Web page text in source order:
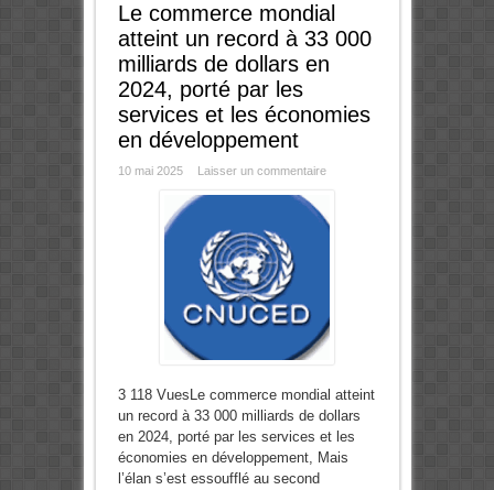
Le commerce mondial
atteint un record à 33 000
milliards de dollars en
2024, porté par les
services et les économies
en développement
10 mai 2025 Laisser un commentaire
3 118 VuesLe commerce mondial atteint
un record à 33 000 milliards de dollars
en 2024, porté par les services et les
économies en développement, Mais
l’élan s’est essoufflé au second